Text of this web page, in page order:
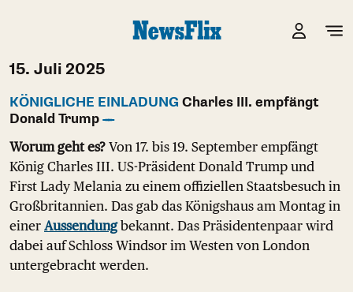
15. Juli 2025
KÖNIGLICHE EINLADUNG Charles III. empfängt
Donald Trump
Worum geht es? Von 17. bis 19. September empfängt
König Charles III. US-Präsident Donald Trump und
First Lady Melania zu einem offiziellen Staatsbesuch in
Großbritannien. Das gab das Königshaus am Montag in
einer Aussendungbekannt. Das Präsidentenpaar wird
dabei auf Schloss Windsor im Westen von London
untergebracht werden.